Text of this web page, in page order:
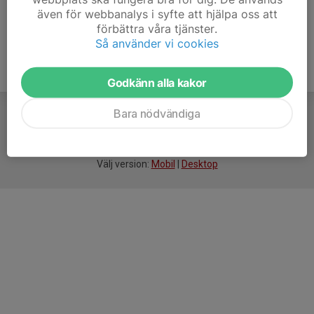
Välj version: Mobil Desktop
även för webbanalys i syfte att hjälpa oss att
förbättra våra tjänster.
Så använder vi cookies
Godkänn alla kakor
Bara nödvändiga